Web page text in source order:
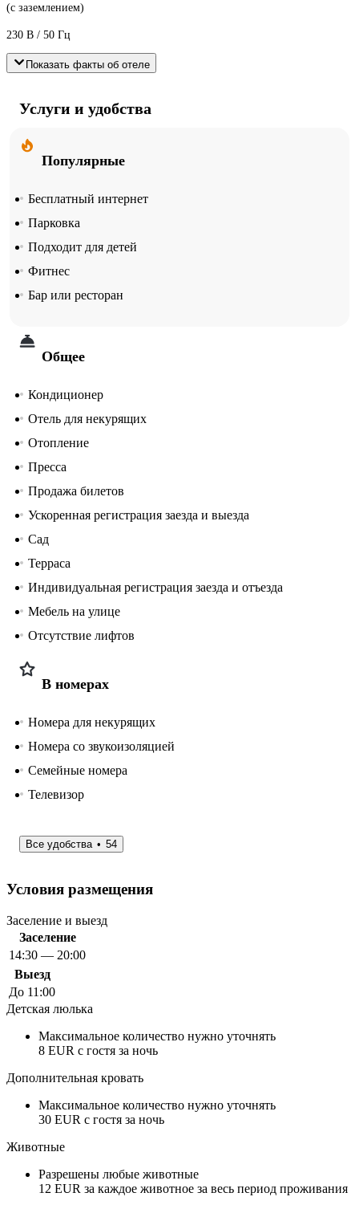
(с заземлением)
230 В / 50 Гц
Показать факты об отеле
Услуги и удобства
Популярные
Бесплатный интернет
Парковка
Подходит для детей
Фитнес
Бар или ресторан
Общее
Кондиционер
Отель для некурящих
Отопление
Пресса
Продажа билетов
Ускоренная регистрация заезда и выезда
Сад
Терраса
Индивидуальная регистрация заезда и отъезда
Мебель на улице
Отсутствие лифтов
В номерах
Номера для некурящих
Номера со звукоизоляцией
Семейные номера
Телевизор
Все удобства 54
Условия размещения
Заселение и выезд
Заселение
14:30 — 20:00
Выезд
До 11:00
Детская люлька
Максимальное количество нужно уточнять
8 EUR с гостя за ночь
Дополнительная кровать
Максимальное количество нужно уточнять
30 EUR с гостя за ночь
Животные
Разрешены любые животные
12 EUR за каждое животное за весь период проживания